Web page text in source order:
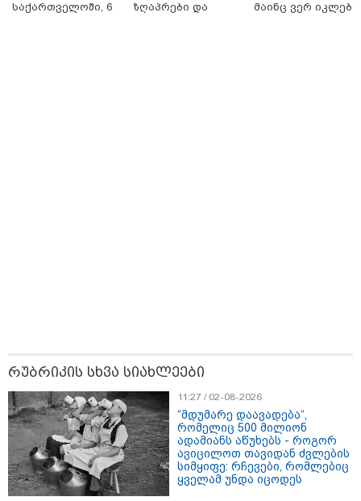
13:59 / 06-08-2026
ნიკა მელიას სასამართლოს
უპატივცემლობის ფაქტზე 1 წლით და 6
თვით თავისუფლების აღკვეთა მიესაჯა
საქართველოში, 6
ზღაპრები და
მაინც ვერ იკლებთ
რუბრიკის სხვა სიახლეები
11:27 / 02-08-2026
“მდუმარე დაავადება“,
რომელიც 500 მილიონ
ადამიანს აწუხებს - როგორ
ავიცილოთ თავიდან ძვლების
სიმყიფე: რჩევები, რომლებიც
ყველამ უნდა იცოდეს